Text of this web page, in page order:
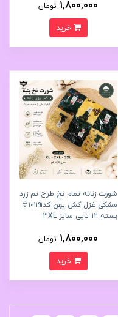
1,800,000 تومان
خرید
شورت زنانه تمام نخ طرح تم زرد
مشکی غزل کش پهن کد۱۰۱۱۹۱👙
بسته 12 تایی سایز 3XL
1,800,000 تومان
خرید